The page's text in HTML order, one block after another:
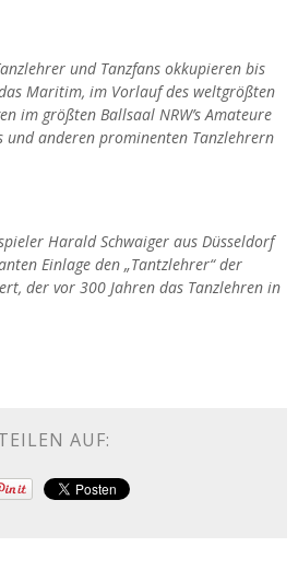
und Tanzfans okkupieren bis
Maritim, im Vorlauf des weltgrößten
im größten Ballsaal NRW’s Amateure
und anderen prominenten Tanzlehrern
Harald Schwaiger aus Düsseldorf
Einlage den „Tantzlehrer“ der
der vor 300 Jahren das Tanzlehren in
AUF: